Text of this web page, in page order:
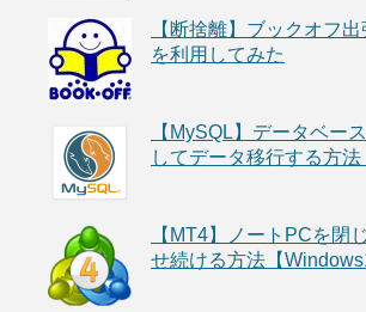
【断捨離】ブックオフ
を利用してみた
【MySQL】データベー
してデータ移行する方法
【MT4】ノートPCを閉
せ続ける方法【